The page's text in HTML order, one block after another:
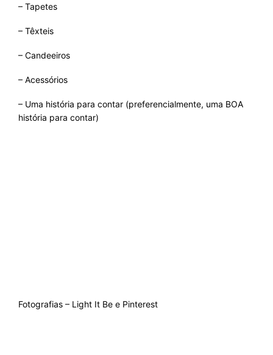
– Tapetes
– Têxteis
– Candeeiros
– Acessórios
– Uma história para contar (preferencialmente, uma BOA
história para contar)
Fotografias – Light It Be e Pinterest